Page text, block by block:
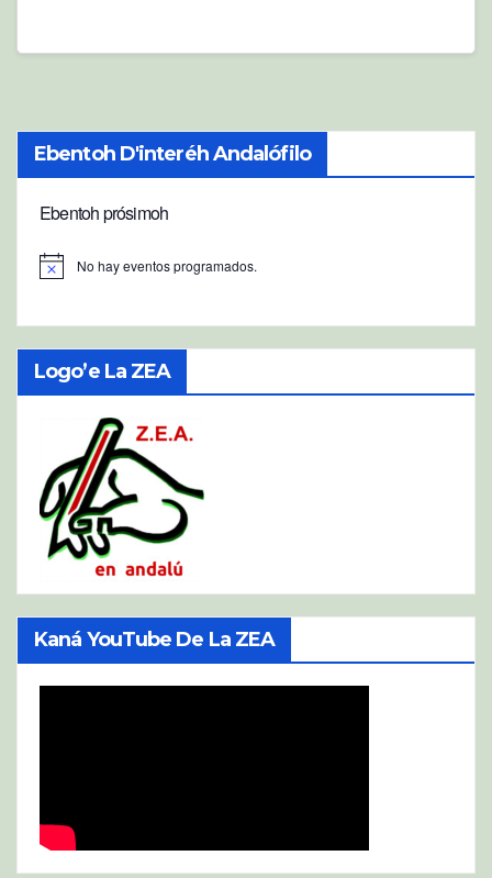
Ebentoh D'interéh Andalófilo
Ebentoh prósimoh
s
No hay eventos programados.
Logo’e La ZEA
Kaná YouTube De La ZEA